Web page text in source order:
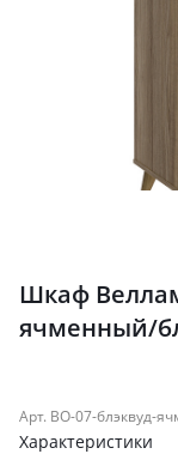
Шкаф
ячменный/
Арт. ВО-07-блэквуд-
Характеристики